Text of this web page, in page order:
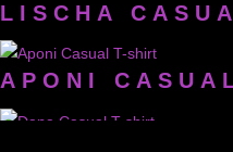
LISCHA
APONI